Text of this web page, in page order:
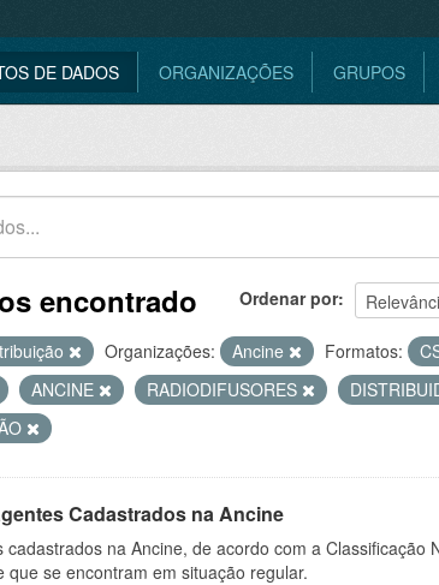
DE DADOS ORGANIZAÇÕES GRUPOS
Ordenar por
encontrado
Organizações: Ancine Formatos:
ANCINE RADIODIFUSORES
Cadastrados na Ancine
na Ancine, de acordo com a Classificação
que se encontram em situação regular.